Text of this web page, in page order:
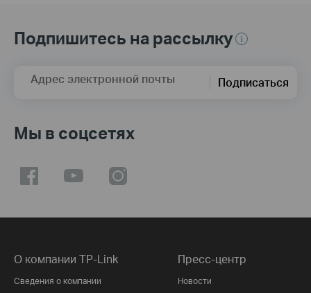
Подпишитесь на рассылку
Адрес электронной почты Подписаться
Мы в соцсетях
О компании TP-Link
Сведения о компании
Пресс-центр
Новости